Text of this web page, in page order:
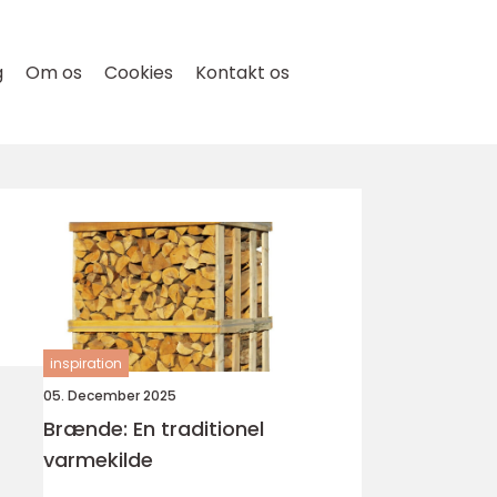
Om os Cookies Kontakt os
inspiration
05. December 2025
Brænde: En traditionel
varmekilde